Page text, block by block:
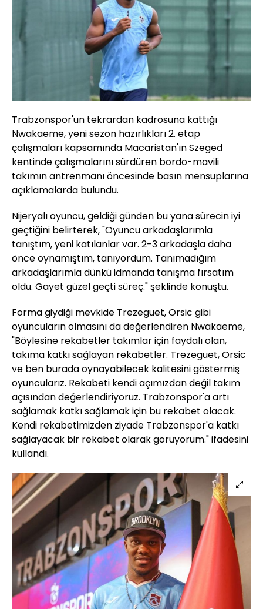
Trabzonspor'un tekrardan kadrosuna kattığı
Nwakaeme, yeni sezon hazırlıkları 2. etap
çalışmaları kapsamında Macaristan'ın Szeged
kentinde çalışmalarını sürdüren bordo-mavili
takımın antrenmanı öncesinde basın mensuplarına
açıklamalarda bulundu.
Nijeryalı oyuncu, geldiği günden bu yana sürecin iyi
geçtiğini belirterek, "Oyuncu arkadaşlarımla
tanıştım, yeni katılanlar var. 2-3 arkadaşla daha
önce oynamıştım, tanıyordum. Tanımadığım
arkadaşlarımla dünkü idmanda tanışma fırsatım
oldu. Gayet güzel geçti süreç." şeklinde konuştu.
Forma giydiği mevkide Trezeguet, Orsic gibi
oyuncuların olmasını da değerlendiren Nwakaeme,
"Böylesine rekabetler takımlar için faydalı olan,
takıma katkı sağlayan rekabetler. Trezeguet, Orsic
ve ben burada oynayabilecek kalitesini göstermiş
oyuncularız. Rekabeti kendi açımızdan değil takım
açısından değerlendiriyoruz. Trabzonspor'a artı
sağlamak katkı sağlamak için bu rekabet olacak.
Kendi rekabetimizden ziyade Trabzonspor'a katkı
sağlayacak bir rekabet olarak görüyorum." ifadesini
kullandı.